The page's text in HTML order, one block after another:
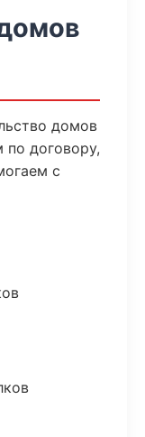
домов
по договору,
с